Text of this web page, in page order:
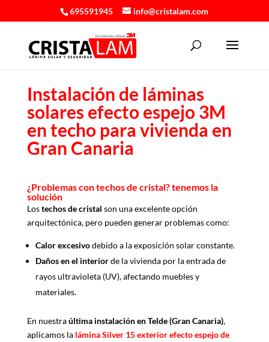
695591945 info@cristalam.com
Instalación de láminas
solares efecto espejo 3M
en techo para vivienda en
Gran Canaria
¿Problemas con techos de cristal? tenemos la
solución
Lostechos de cristal son una excelente opción
arquitectónica, pero pueden generar problemas como:
Calor excesivodebido a la exposición solar constante.
Daños en el interiorde la vivienda por la entrada de
rayos ultravioleta (UV), afectando muebles y
materiales.
En nuestraúltima instalación en Telde (Gran Canaria),
aplicamos la lámina Silver 15 exterior efecto espejo de